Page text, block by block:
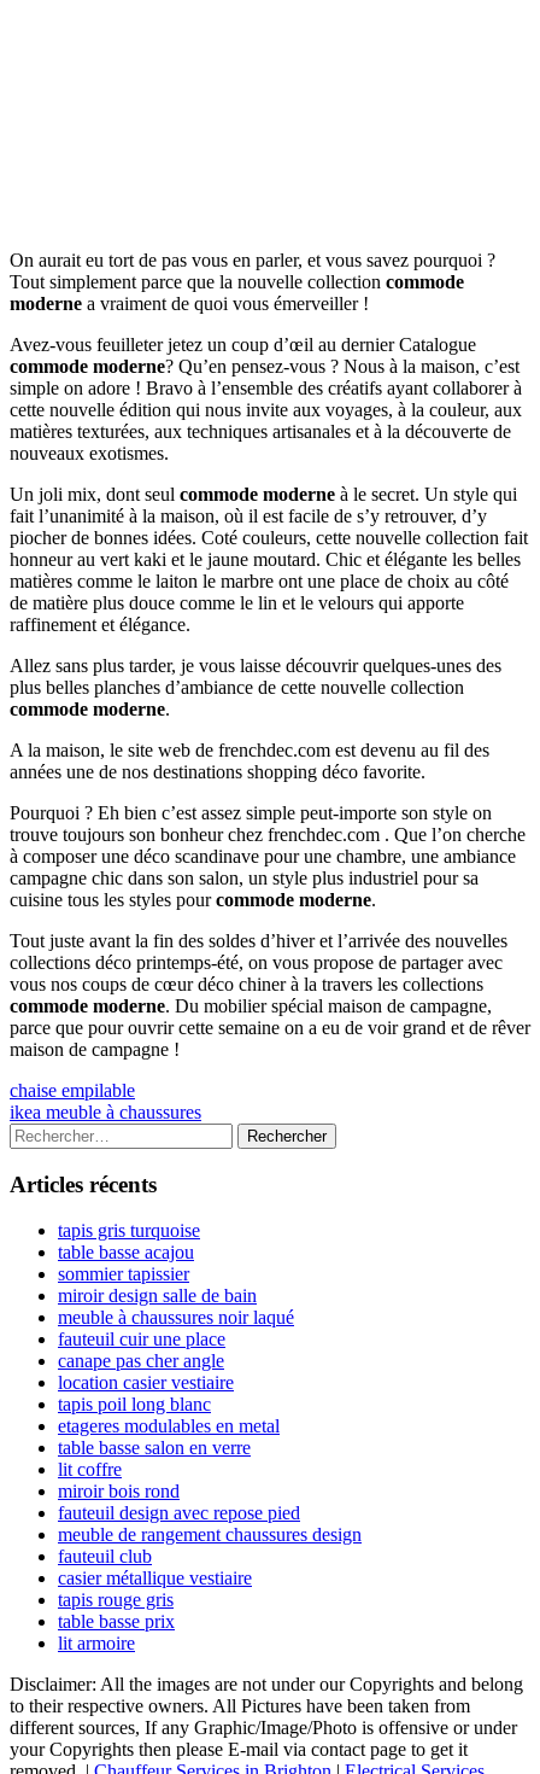
On aurait eu tort de pas vous en parler, et vous savez pourquoi ?
Tout simplement parce que la nouvelle collection commode
moderne a vraiment de quoi vous émerveiller !
Avez-vous feuilleter jetez un coup d’œil au dernier Catalogue
commode moderne? Qu’en pensez-vous ? Nous à la maison, c’est
simple on adore ! Bravo à l’ensemble des créatifs ayant collaborer à
cette nouvelle édition qui nous invite aux voyages, à la couleur, aux
matières texturées, aux techniques artisanales et à la découverte de
nouveaux exotismes.
Un joli mix, dont seul commode moderne à le secret. Un style qui
fait l’unanimité à la maison, où il est facile de s’y retrouver, d’y
piocher de bonnes idées. Coté couleurs, cette nouvelle collection fait
honneur au vert kaki et le jaune moutard. Chic et élégante les belles
matières comme le laiton le marbre ont une place de choix au côté
de matière plus douce comme le lin et le velours qui apporte
raffinement et élégance.
Allez sans plus tarder, je vous laisse découvrir quelques-unes des
plus belles planches d’ambiance de cette nouvelle collection
commode moderne.
A la maison, le site web de frenchdec.com est devenu au fil des
années une de nos destinations shopping déco favorite.
Pourquoi ? Eh bien c’est assez simple peut-importe son style on
trouve toujours son bonheur chez frenchdec.com . Que l’on cherche
à composer une déco scandinave pour une chambre, une ambiance
campagne chic dans son salon, un style plus industriel pour sa
cuisine tous les styles pourcommode moderne.
Tout juste avant la fin des soldes d’hiver et l’arrivée des nouvelles
collections déco printemps-été, on vous propose de partager avec
vous nos coups de cœur déco chiner à la travers les collections
commode moderne. Du mobilier spécial maison de campagne,
parce que pour ouvrir cette semaine on a eu de voir grand et de rêver
maison de campagne !
Navigation
de
l’article
Previous
article:
chaise empilable
Next
article:
ikea meuble à chaussures
Colonne
latérale
principale
Rechercher :
Articles récents
tapis gris turquoise
table basse acajou
sommier tapissier
miroir design salle de bain
meuble à chaussures noir laqué
fauteuil cuir une place
canape pas cher angle
location casier vestiaire
tapis poil long blanc
etageres modulables en metal
table basse salon en verre
lit coffre
miroir bois rond
fauteuil design avec repose pied
meuble de rangement chaussures design
fauteuil club
casier métallique vestiaire
tapis rouge gris
table basse prix
lit armoire
Disclaimer: All the images are not under our Copyrights and belong
to their respective owners. All Pictures have been taken from
different sources, If any Graphic/Image/Photo is offensive or under
your Copyrights then please E-mail via contact page to get it